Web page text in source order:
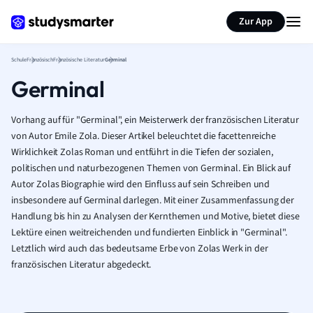
Zur App
SchuleFranzösischFranzösische LiteraturGerminal
Germinal
Vorhang auf für "Germinal", ein Meisterwerk der französischen Literatur
von Autor Emile Zola. Dieser Artikel beleuchtet die facettenreiche
Wirklichkeit Zolas Roman und entführt in die Tiefen der sozialen,
politischen und naturbezogenen Themen von Germinal. Ein Blick auf
Autor Zolas Biographie wird den Einfluss auf sein Schreiben und
insbesondere auf Germinal darlegen. Mit einer Zusammenfassung der
Handlung bis hin zu Analysen der Kernthemen und Motive, bietet diese
Lektüre einen weitreichenden und fundierten Einblick in "Germinal".
Letztlich wird auch das bedeutsame Erbe von Zolas Werk in der
französischen Literatur abgedeckt.
Seite zusammenfassen